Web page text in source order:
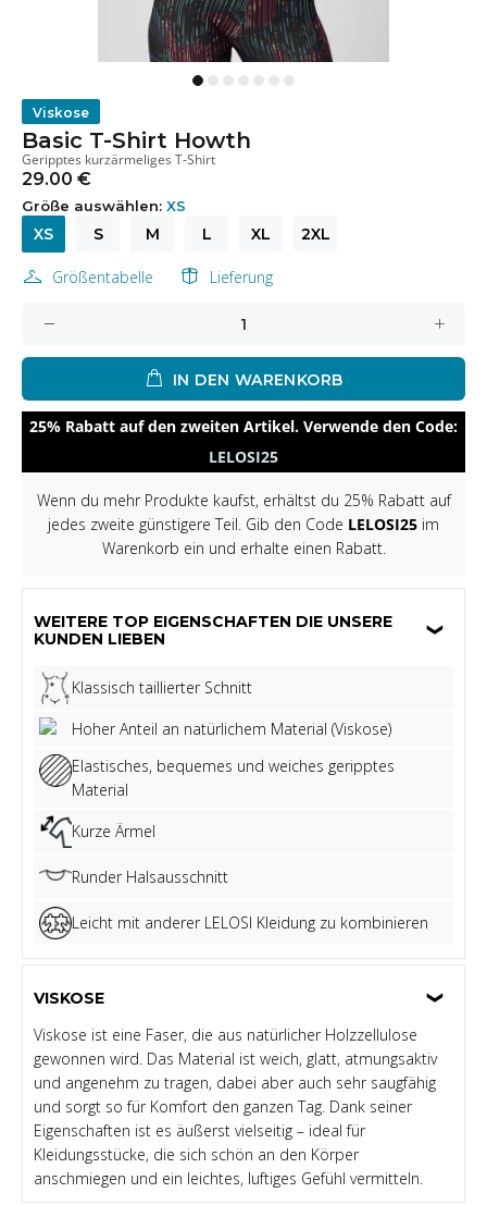
Viskose
Basic T-Shirt Howth
Geripptes kurzärmeliges T-Shirt
29.00 €
Größe auswählen: XS
XS S M L XL 2XL
Größentabelle Lieferung
IN DEN WARENKORB
25% Rabatt auf den zweiten Artikel. Verwende den Code:
LELOSI25
Wenn du mehr Produkte kaufst, erhältst du 25% Rabatt auf
jedes zweite günstigere Teil. Gib den Code LELOSI25 im
Warenkorb ein und erhalte einen Rabatt.
WEITERE TOP EIGENSCHAFTEN DIE UNSERE
KUNDEN LIEBEN
Klassisch taillierter Schnitt
Hoher Anteil an natürlichem Material (Viskose)
Elastisches, bequemes und weiches geripptes
Material
Kurze Ärmel
Runder Halsausschnitt
Leicht mit anderer LELOSI Kleidung zu kombinieren
VISKOSE
Viskose ist eine Faser, die aus natürlicher Holzzellulose
gewonnen wird. Das Material ist weich, glatt, atmungsaktiv
und angenehm zu tragen, dabei aber auch sehr saugfähig
und sorgt so für Komfort den ganzen Tag. Dank seiner
Eigenschaften ist es äußerst vielseitig – ideal für
Kleidungsstücke, die sich schön an den Körper
anschmiegen und ein leichtes, luftiges Gefühl vermitteln.